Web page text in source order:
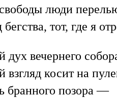
люди
тот, где я
дух вечернего
взгляд косит на
бранного позора —